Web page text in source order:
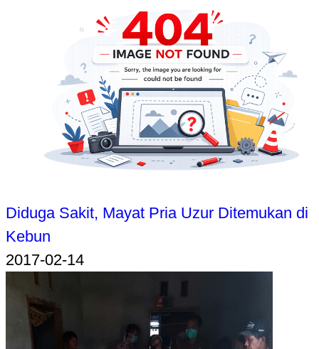
Diduga Sakit, Mayat Pria Uzur Ditemukan di
Kebun
2017-02-14